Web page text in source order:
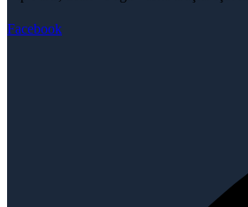
Facebook